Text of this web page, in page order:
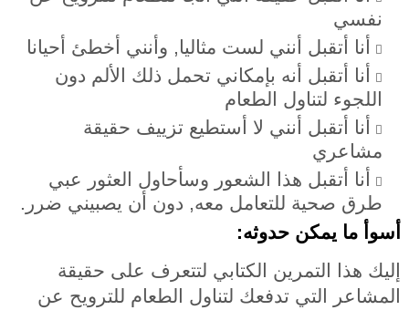
نفسي
أنا أتقبل أنني لست مثاليا, وأنني أخطئ أحيانا
أنا أتقبل أنه بإمكاني تحمل ذلك الألم دون
اللجوء لتناول الطعام
أنا أتقبل أنني لا أستطيع تزييف حقيقة
مشاعري
أنا أتقبل هذا الشعور وسأحاول العثور عبي
طرق صحية للتعامل معه, دون أن يصبيني ضرر.
أسوأ ما يمكن حدوثه:
إليك هذا التمرين الكتابي لتتعرف على حقيقة
المشاعر التي تدفعك لتناول الطعام للترويح عن